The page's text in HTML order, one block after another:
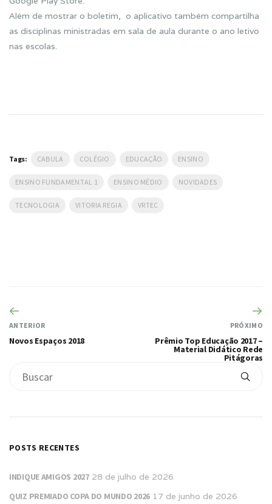
Além de mostrar o boletim, o aplicativo também compartilha
as disciplinas ministradas em sala de aula durante o ano letivo
nas escolas.
Tags: CABULA COLÉGIO EDUCAÇÃO ENSINO
ENSINO FUNDAMENTAL 1 ENSINO MÉDIO NOVIDADES
TECNOLOGIA VITORIA REGIA VRTEC
ANTERIOR
Novos Espaços 2018
PRÓXIMO
Prêmio Top Educação 2017 –
Material Didático Rede
Pitágoras
POSTS RECENTES
INDIQUE AMIGOS 2027 28 de julho de 2026
QUIZ PREMIADO COPA DO MUNDO 2026 17 de junho de 2026